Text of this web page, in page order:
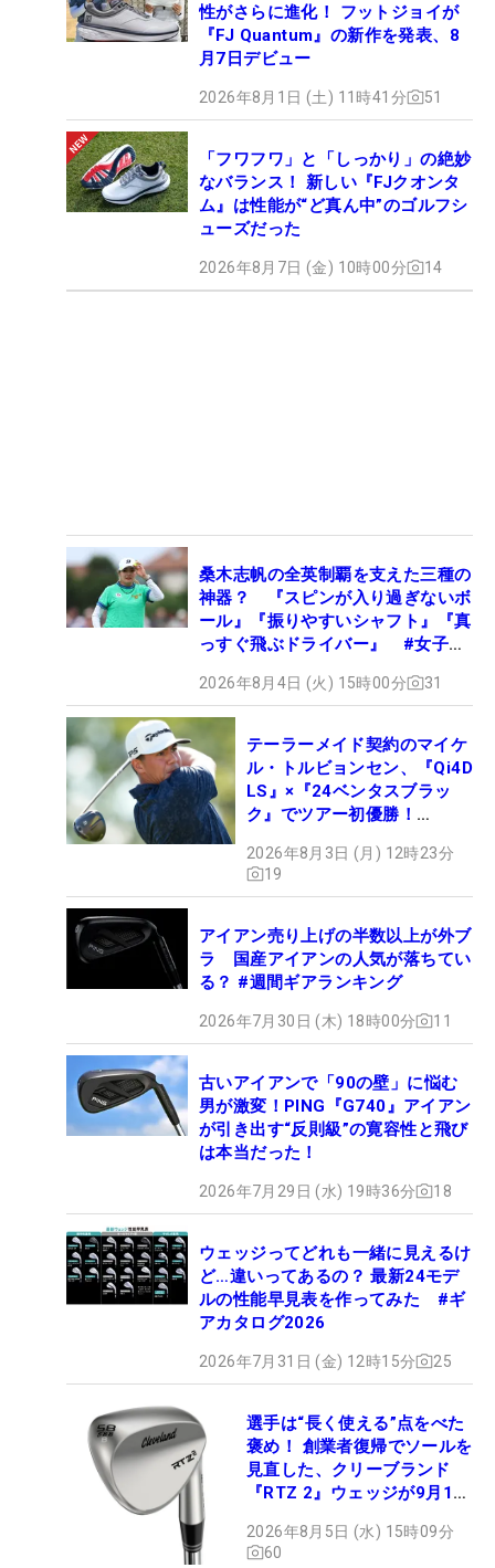
性がさらに進化！ フットジョイが
『FJ Quantum』の新作を発表、8
月7日デビュー
2026年8月1日 (土) 11時41分 51
「フワフワ」と「しっかり」の絶妙
なバランス！ 新しい『FJクオンタ
ム』は性能が“ど真ん中”のゴルフシ
ューズだった
2026年8月7日 (金) 10時00分 14
桑木志帆の全英制覇を支えた三種の
神器？ 『スピンが入り過ぎないボ
ール』『振りやすいシャフト』『真
っすぐ飛ぶドライバー』 #女子プ
2026年8月4日 (火) 15時00分 31
テーラーメイド契約のマイケ
ル・トルビョンセン、『Qi4D
LS』×『24ベンタスブラッ
ク』でツアー初優勝！
2026年8月3日 (月) 12時23分
19
アイアン売り上げの半数以上が外ブ
ラ 国産アイアンの人気が落ちてい
る？ #週間ギアランキング
2026年7月30日 (木) 18時00分 11
古いアイアンで「90の壁」に悩む
男が激変！PING『G740』アイアン
が引き出す“反則級”の寛容性と飛び
は本当だった！
2026年7月29日 (水) 19時36分 18
ウェッジってどれも一緒に見えるけ
ど…違いってあるの？ 最新24モデ
ルの性能早見表を作ってみた #ギ
アカタログ2026
2026年7月31日 (金) 12時15分 25
選手は“長く使える”点をべた
褒め！ 創業者復帰でソールを
見直した、クリーブランド
『RTZ 2』ウェッジが9月12
2026年8月5日 (水) 15時09分
60